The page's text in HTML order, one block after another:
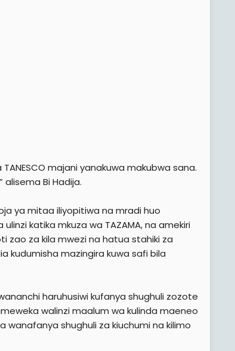
majani yanakuwa makubwa sana.
Bi Hadija.
ya mitaa iliyopitiwa na mradi huo
katika mkuza wa TAZAMA, na amekiri
zao za kila mwezi na hatua stahiki za
kudumisha mazingira kuwa safi bila
haruhusiwi kufanya shughuli zozote
walinzi maalum wa kulinda maeneo
wanafanya shughuli za kiuchumi na kilimo